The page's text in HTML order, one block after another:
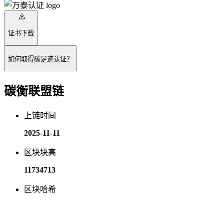
证书下载
如何取得碳足迹认证？
碳衡联盟链
上链时间
2025-11-11
区块块高
11734713
区块哈希